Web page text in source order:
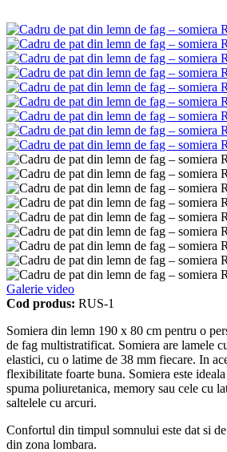
Galerie video
Cod produs: RUS-1
Somiera din lemn 190 x 80 cm pentru o
de fag multistratificat. Somiera are lamele
elastici, cu o latime de 38 mm fiecare. In
flexibilitate foarte buna. Somiera este
spuma poliuretanica, memory sau cele cu
saltelele cu arcuri.
Confortul din timpul somnului este dat si
din zona lombara.